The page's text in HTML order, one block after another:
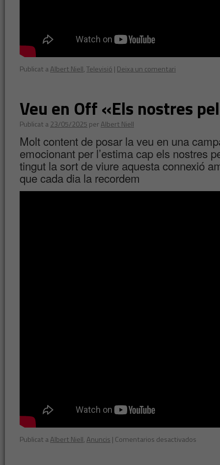
Publicat aAlbert Niell,Televisió | Deixa un comentari
Veu en Off «Els nostres
Publicat a23/05/2025 perAlbert Niell
Molt content de posar la veu ️en una
emocionant per l’estima cap els nostres
tingut la sort de viure aquesta connexió
que cada dia la recordem
Publicat aAlbert Niell,Anuncis | Comentarios desactivados